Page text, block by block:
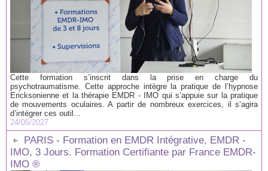
Cette formation s’inscrit dans la prise en charge du
psychotraumatisme. Cette approche intègre la pratique de l’hypnose
Ericksonienne et la thérapie EMDR - IMO qui s’appuie sur la pratique
de mouvements oculaires. A partir de nombreux exercices, il s’agira
d’intégrer ces outil...
24/05/2027
PARIS - Formation en EMDR Intégrative, EMDR -
IMO, 3 Jours. Formation Certifiante par France EMDR-
IMO ®